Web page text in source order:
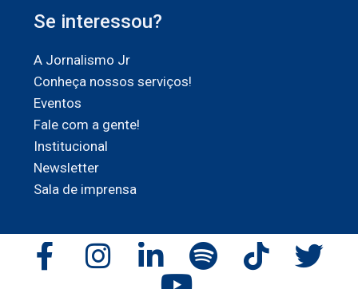
Se interessou?
A Jornalismo Jr
Conheça nossos serviços!
Eventos
Fale com a gente!
Institucional
Newsletter
Sala de imprensa